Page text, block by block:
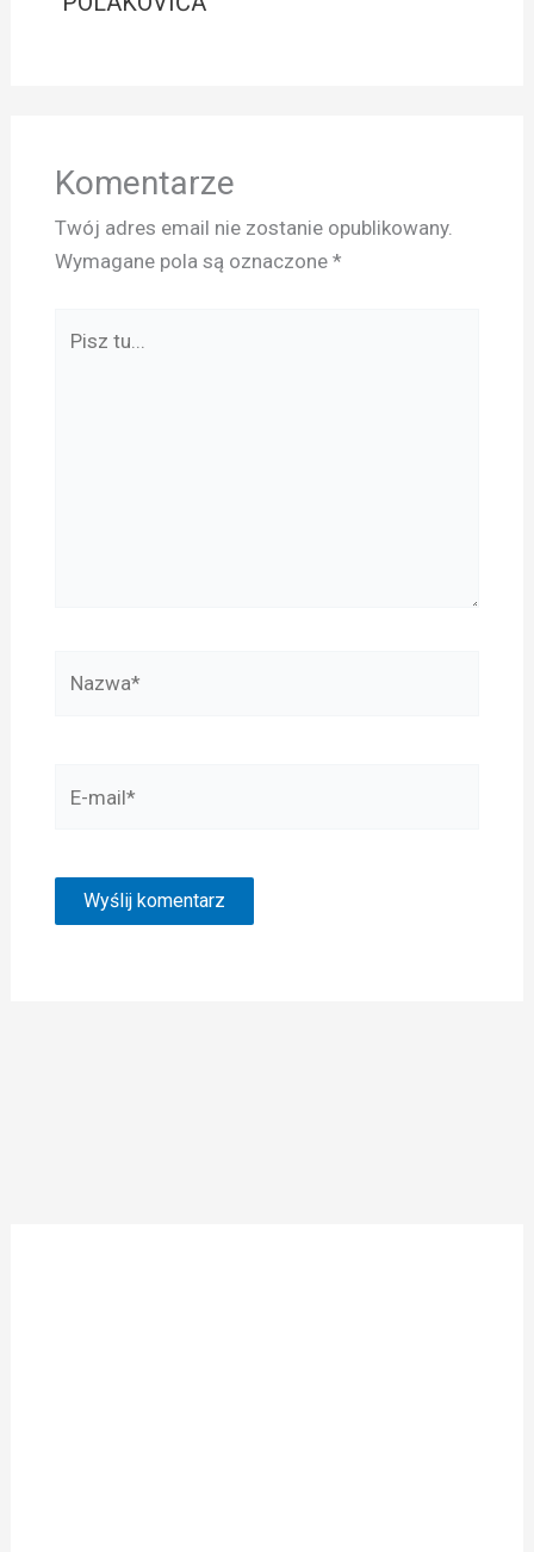
Komentarze
Twój adres email nie zostanie opublikowany.
Wymagane pola są oznaczone *
mail*